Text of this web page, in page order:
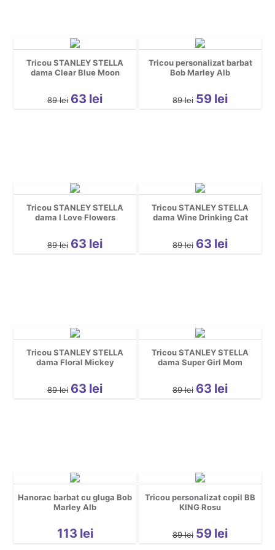
Tricou STANLEY STELLA
dama Clear Blue Moon
89 lei 63 lei
Tricou personalizat barbat
Bob Marley Alb
89 lei 59 lei
Tricou STANLEY STELLA
dama I Love Flowers
89 lei 63 lei
Tricou STANLEY STELLA
dama Wine Drinking Cat
89 lei 63 lei
Tricou STANLEY STELLA
dama Floral Mickey
89 lei 63 lei
Tricou STANLEY STELLA
dama Super Girl Mom
89 lei 63 lei
Hanorac barbat cu gluga Bob
Marley Alb
113 lei
Tricou personalizat copil BB
KING Rosu
89 lei 59 lei